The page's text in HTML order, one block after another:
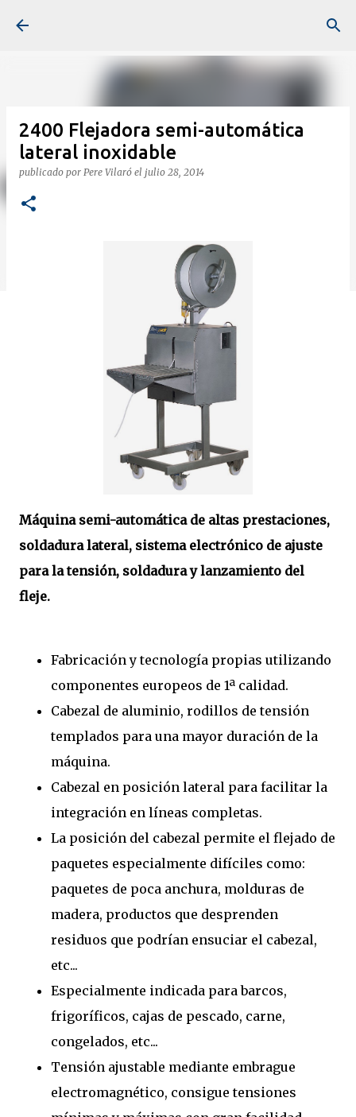
2400 Flejadora semi-automática
lateral inoxidable
publicado por Pere Vilaró el julio 28, 2014
Máquina semi-automática de altas prestaciones,
soldadura lateral, sistema electrónico de ajuste
para la tensión, soldadura y lanzamiento del
fleje.
Fabricación y tecnología propias utilizando
componentes europeos de 1ª calidad.
Cabezal de aluminio, rodillos de tensión
templados para una mayor duración de la
máquina.
Cabezal en posición lateral para facilitar la
integración en líneas completas.
La posición del cabezal permite el flejado de
paquetes especialmente difíciles como:
paquetes de poca anchura, molduras de
madera, productos que desprenden
residuos que podrían ensuciar el cabezal,
etc...
Especialmente indicada para barcos,
frigoríficos, cajas de pescado, carne,
congelados, etc...
Tensión ajustable mediante embrague
electromagnético, consigue tensiones